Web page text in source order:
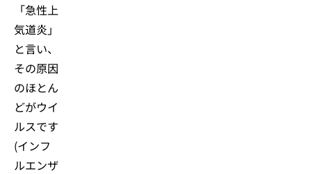
「急性上
気道炎」
と言い、
その原因
のほとん
どがウイ
ルスです
(インフ
ルエンザ